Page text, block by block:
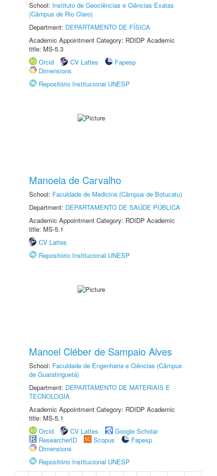
School: Instituto de Geociências e Ciências Exatas
(Câmpus de Rio Claro)
Department: DEPARTAMENTO DE FÍSICA
Academic Appointment Category: RDIDP Academic
title: MS-5.3
Orcid
CV Lattes
Fapesp
Dimensions
Repositório Institucional UNESP
Manoela de Carvalho
School: Faculdade de Medicina (Câmpus de Botucatu)
Department: DEPARTAMENTO DE SAÚDE PÚBLICA
Academic Appointment Category: RDIDP Academic
title: MS-5.1
CV Lattes
Repositório Institucional UNESP
Manoel Cléber de Sampaio Alves
School: Faculdade de Engenharia e Ciências (Câmpus
de Guaratinguetá)
Department: DEPARTAMENTO DE MATERIAIS E
TECNOLOGIA
Academic Appointment Category: RDIDP Academic
title: MS-5.1
Orcid
CV Lattes
Google Scholar
ResearcherID
Scopus
Fapesp
Dimensions
Repositório Institucional UNESP